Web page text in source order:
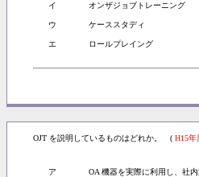
イ オンザジョブトレーニング
ウ ケーススタディ
エ ロールプレイング
OJT を説明しているものはどれか。 ( H15
ア OA 機器を実際に利用し、社